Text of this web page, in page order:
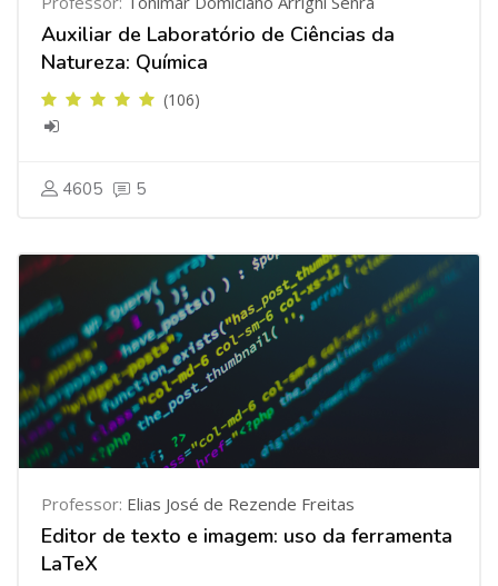
Auxiliar de Laboratório de Ciências da
Natureza: Química
(106)
4605 5
Professor: Elias José de Rezende Freitas
Editor de texto e imagem: uso da ferramenta
LaTeX